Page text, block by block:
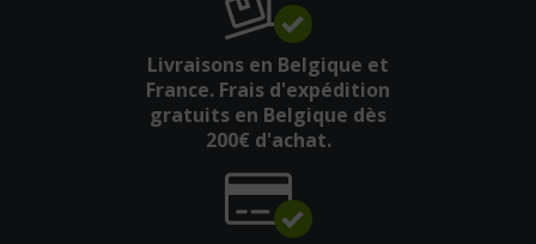
Livraisons en Belgique et
France. Frais d'expédition
gratuits en Belgique dès
200€ d'achat.